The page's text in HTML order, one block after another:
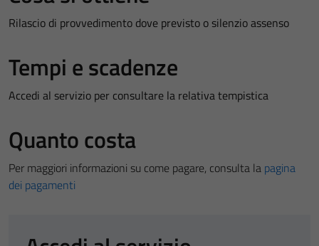
Rilascio di provvedimento dove previsto o silenzio assenso
Tempi e scadenze
Accedi al servizio per consultare la relativa tempistica
Quanto costa
Per maggiori informazioni su come pagare, consulta la pagina
dei pagamenti